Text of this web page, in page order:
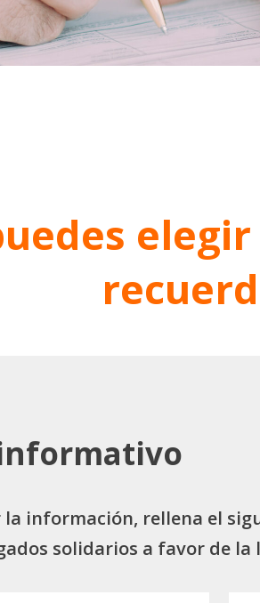
información, rellena el
solidarios a favor de la